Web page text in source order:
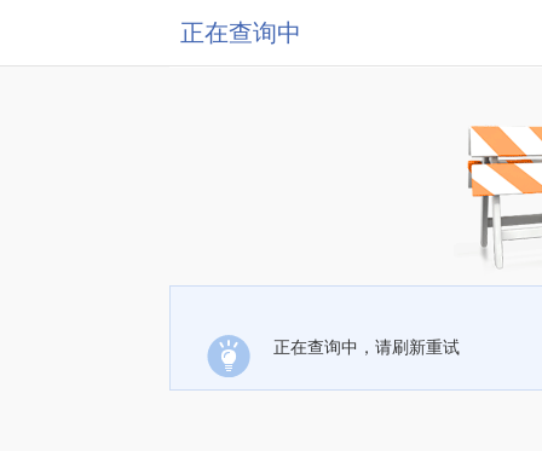
正在查询中
正在查询中，请刷新重试